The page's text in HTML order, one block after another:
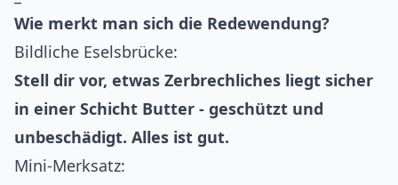
Wie merkt man sich die Redewendung?
Bildliche Eselsbrücke:
Stell dir vor, etwas Zerbrechliches liegt sicher
in einer Schicht Butter - geschützt und
unbeschädigt. Alles ist gut.
Mini-Merksatz: